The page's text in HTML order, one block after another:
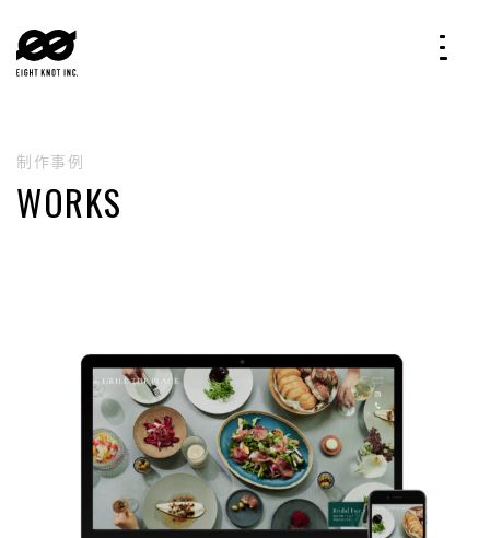
制作事例
WORKS